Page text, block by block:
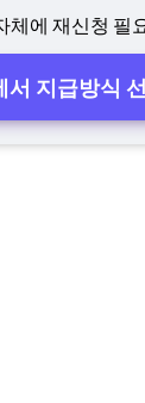
체에 재신청 필
서 지급방식